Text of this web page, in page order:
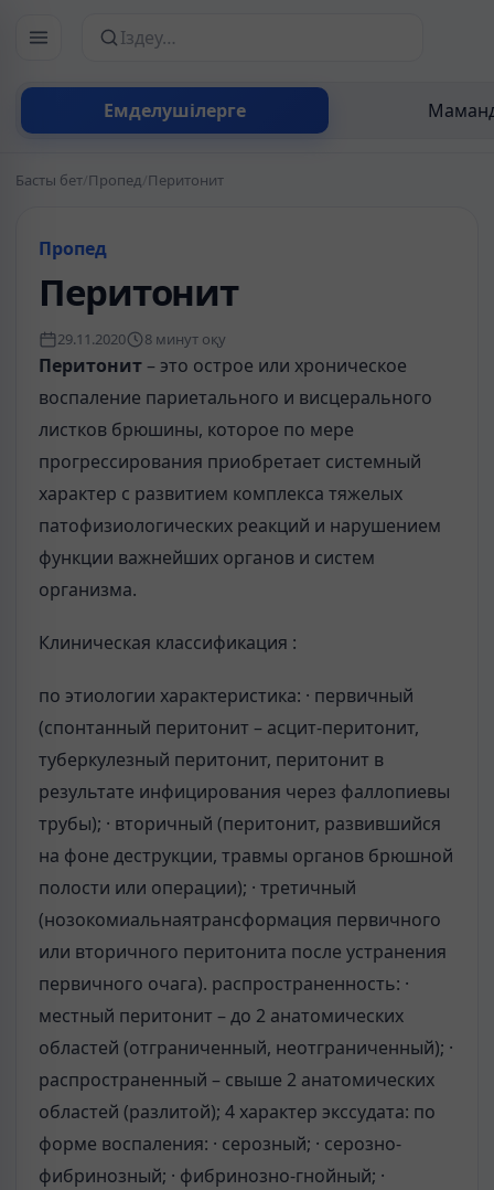
Емделушілерге
Сайттан іздеу
Басты бет/Пропед/Перитонит
Пропед
Перитонит
29.11.2020 8 минут оқу
Перитонит– это острое или хроническое
воспаление париетального и висцерального
листков брюшины, которое по мере
прогрессирования приобретает системный
характер с развитием комплекса тяжелых
патофизиологических реакций и нарушением
функции важнейших органов и систем
организма.
Клиническая классификация :
по этиологии характеристика: · первичный
(спонтанный перитонит – асцит-перитонит,
туберкулезный перитонит, перитонит в
результате инфицирования через фаллопиевы
трубы); · вторичный (перитонит, развившийся
на фоне деструкции, травмы органов брюшной
полости или операции); · третичный
(нозокомиальнаятрансформация первичного
или вторичного перитонита после устранения
первичного очага). распространенность: ·
местный перитонит – до 2 анатомических
областей (отграниченный, неотграниченный); ·
распространенный – свыше 2 анатомических
областей (разлитой); 4 характер экссудата: по
форме воспаления: · серозный; · серозно-
фибринозный; · фибринозно-гнойный; ·